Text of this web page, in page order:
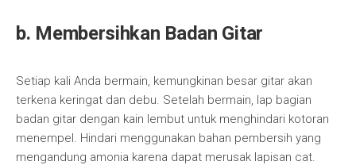
b. Membersihkan Badan Gitar
Setiap kali Anda bermain, kemungkinan besar gitar akan
terkena keringat dan debu. Setelah bermain, lap bagian
badan gitar dengan kain lembut untuk menghindari kotoran
menempel. Hindari menggunakan bahan pembersih yang
mengandung amonia karena dapat merusak lapisan cat.